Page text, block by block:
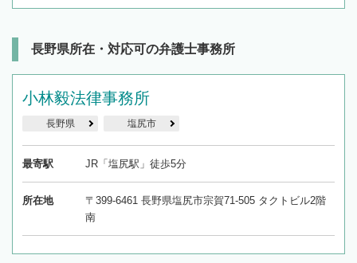
長野県所在・対応可の弁護士事務所
小林毅法律事務所
長野県 塩尻市
最寄駅 JR「塩尻駅」徒歩5分
所在地
〒399-6461 長野県塩尻市宗賀71-505 タクトビル2階
南